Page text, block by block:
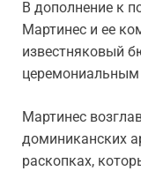
В дополнение к
Мартинес и ее
известняковый
Мартинес
доминиканских
раскопках,